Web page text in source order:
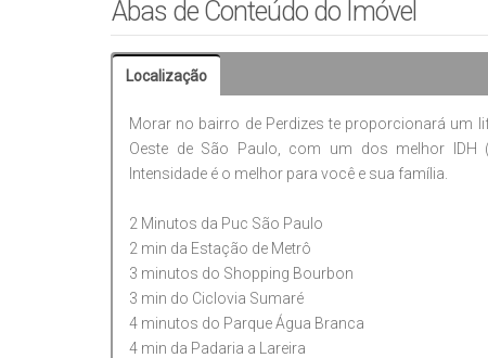
piscinas (descoberta e de raia), hidromassagem,
academia completa para manter a rotina de exercícios.
Para as crianças, há um playground e, para
com área gourmet. Viva em um dos bairros mais
comércios, restaurantes e serviços. A vista para a
Tenha o privilégio de morar em um verdadeiro clube
conforto, diversão e qualidade de vida para
Consultoria.
Abas de Conteúdo do Imóvel
Localização
Morar no bairro de Perdizes te proporcionará um
Oeste de São Paulo, com um dos melhor IDH
Intensidade é o melhor para você e sua família.
2 Minutos da Puc São Paulo
2 min da Estação de Metrô
3 minutos do Shopping Bourbon
3 min do Ciclovia Sumaré
4 minutos do Parque Água Branca
4 min da Padaria a Lareira